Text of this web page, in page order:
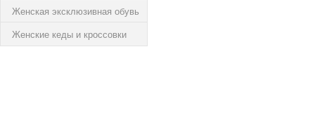
Женская эксклюзивная обувь
Женские кеды и кроссовки